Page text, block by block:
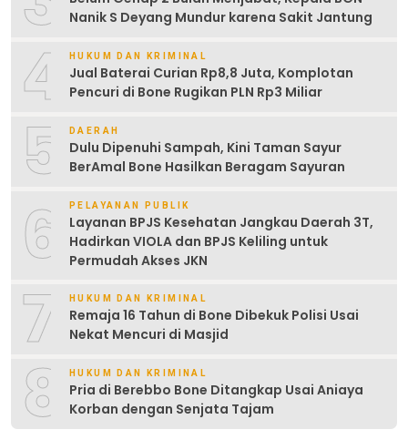
Nanik S Deyang Mundur karena Sakit Jantung
4 HUKUM DAN KRIMINAL
Jual Baterai Curian Rp8,8 Juta, Komplotan
Pencuri di Bone Rugikan PLN Rp3 Miliar
5 DAERAH
Dulu Dipenuhi Sampah, Kini Taman Sayur
BerAmal Bone Hasilkan Beragam Sayuran
6 PELAYANAN PUBLIK
Layanan BPJS Kesehatan Jangkau Daerah 3T,
Hadirkan VIOLA dan BPJS Keliling untuk
Permudah Akses JKN
7 HUKUM DAN KRIMINAL
Remaja 16 Tahun di Bone Dibekuk Polisi Usai
Nekat Mencuri di Masjid
8 HUKUM DAN KRIMINAL
Pria di Berebbo Bone Ditangkap Usai Aniaya
Korban dengan Senjata Tajam